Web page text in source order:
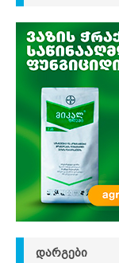
ᲓᲐᲠᲒᲔᲑᲘ